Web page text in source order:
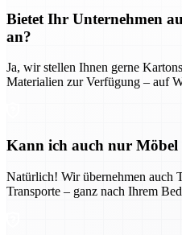
Bietet Ihr Unternehmen
an?
Ja, wir stellen Ihnen gerne
Materialien zur Verfügung – auf
Kann ich auch nur Möbel
Natürlich! Wir übernehmen auch
Transporte – ganz nach Ihrem